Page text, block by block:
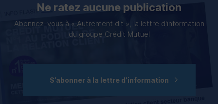
Ne ratez aucune publication
Abonnez-vous à « Autrement dit », la lettre d'information
du groupe Crédit Mutuel
S’abonner à la lettre d'information